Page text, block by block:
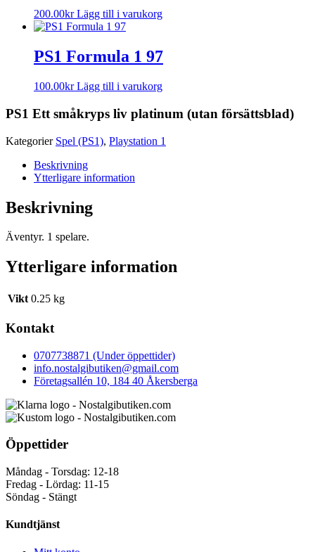
200.00kr Lägg till i varukorg
PS1 Formula 1 97
100.00kr Lägg till i varukorg
PS1 Ett småkryps liv platinum (utan försättsblad)
Kategorier Spel (PS1), Playstation 1
Beskrivning
Ytterligare information
Beskrivning
Äventyr. 1 spelare.
Ytterligare information
Vikt 0.25 kg
Kontakt
0707738871 (Under öppettider)
info.nostalgibutiken@gmail.com
Företagsallén 10, 184 40 Åkersberga
Öppettider
Måndag - Torsdag: 12-18
Fredag - Lördag: 11-15
Söndag - Stängt
Kundtjänst